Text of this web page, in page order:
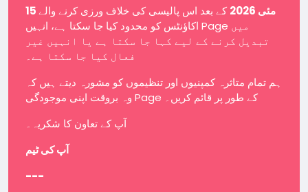
15 مئی 2026
کے بعد اس پالیسی کی خلاف ورزی کرنے والے
اکاؤنٹس کو محدود کیا جا سکتا ہے، انہیں Page میں
تبدیل کرنے کے لیے کہا جا سکتا ہے یا انہیں غیر
فعال کیا جا سکتا ہے۔
ہم تمام متاثرہ کمپنیوں اور تنظیموں کو مشورہ دیتے ہیں کہ
وہ بروقت اپنی موجودگی Page کے طور پر قائم کریں۔
آپ کے تعاون کا شکریہ۔
آپ کی ٹیم
---